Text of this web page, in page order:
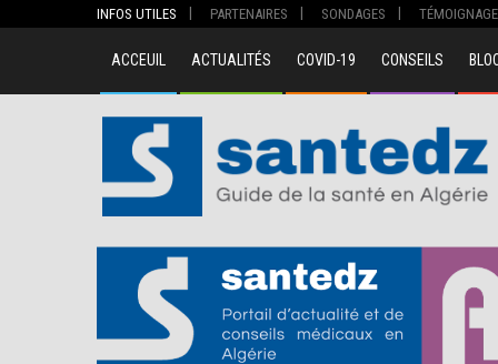
INFOS UTILES PARTENAIRES SONDAGES
ACCEUIL ACTUALITÉS COVID-19 CONSEILS